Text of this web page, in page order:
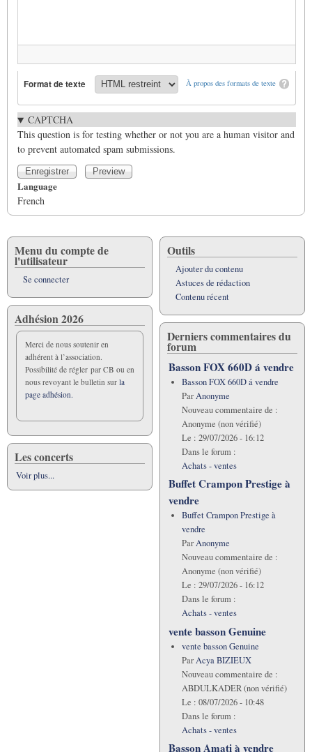
À propos des formats de texte
Format de texte
CAPTCHA
This question is for testing whether or not you are a human visitor and
to prevent automated spam submissions.
Language
French
Menu du compte de
l'utilisateur
Se connecter
Adhésion 2026
Merci de nous soutenir en
adhérent à l’association.
Possibilité de régler par CB ou en
nous revoyant le bulletin sur la
page adhésion.
Les concerts
Voir plus...
Outils
Ajouter du contenu
Astuces de rédaction
Contenu récent
Derniers commentaires du
forum
Basson FOX 660D á vendre
Basson FOX 660D á vendre
ParAnonyme
Nouveau commentaire de :
Anonyme (non vérifié)
Le : 29/07/2026 - 16:12
Dans le forum :
Achats - ventes
Buffet Crampon Prestige à
vendre
Buffet Crampon Prestige à
vendre
ParAnonyme
Nouveau commentaire de :
Anonyme (non vérifié)
Le : 29/07/2026 - 16:12
Dans le forum :
Achats - ventes
vente basson Genuine
vente basson Genuine
ParAcya BIZIEUX
Nouveau commentaire de :
ABDULKADER (non vérifié)
Le : 08/07/2026 - 10:48
Dans le forum :
Achats - ventes
Basson Amati à vendre